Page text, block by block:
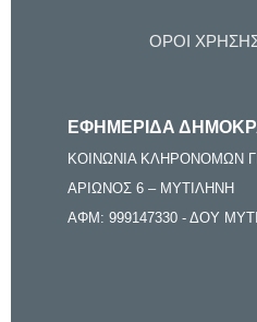
ΟΡΟΙ
ΕΦΗΜΕΡΙΔΑ
ΚΟΙΝΩΝΙΑ ΚΛΗΡΟΝΟΜΩΝ
ΑΡΙΩΝΟΣ 6 – ΜΥΤΙΛΗΝΗ
ΑΦΜ: 999147330 - ΔΟΥ